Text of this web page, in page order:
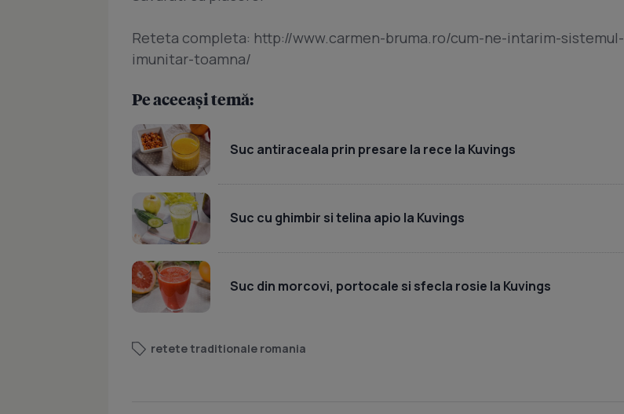
Reteta completa: http://www.carmen-bruma.ro/cum-ne-intarim-sistemul-
imunitar-toamna/
Pe aceeași temă:
Suc antiraceala prin presare la rece la Kuvings
Suc cu ghimbir si telina apio la Kuvings
Suc din morcovi, portocale si sfecla rosie la Kuvings
retete traditionale romania